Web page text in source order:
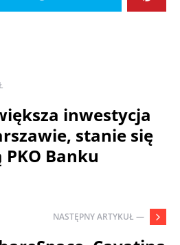
inwestycja
stanie się
Banku
NASTĘPNY ARTYKUŁ —